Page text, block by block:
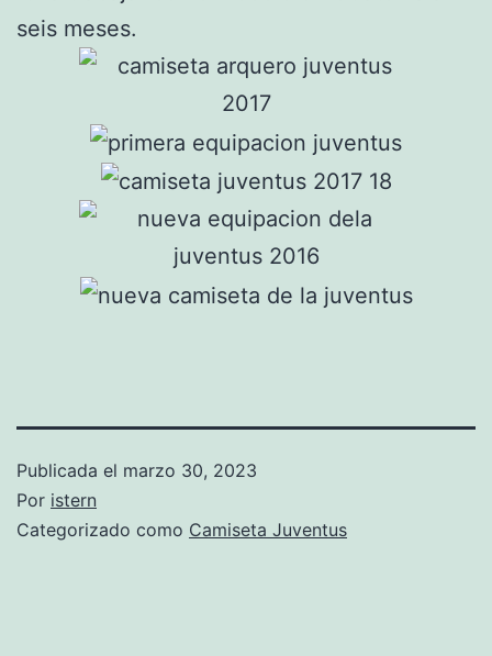
seis meses.
Publicada el marzo 30, 2023
Por istern
Categorizado como Camiseta Juventus